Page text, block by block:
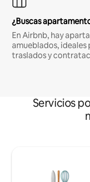
¿Buscas
En Airbnb, hay
amueblados,
traslados y
Servicios